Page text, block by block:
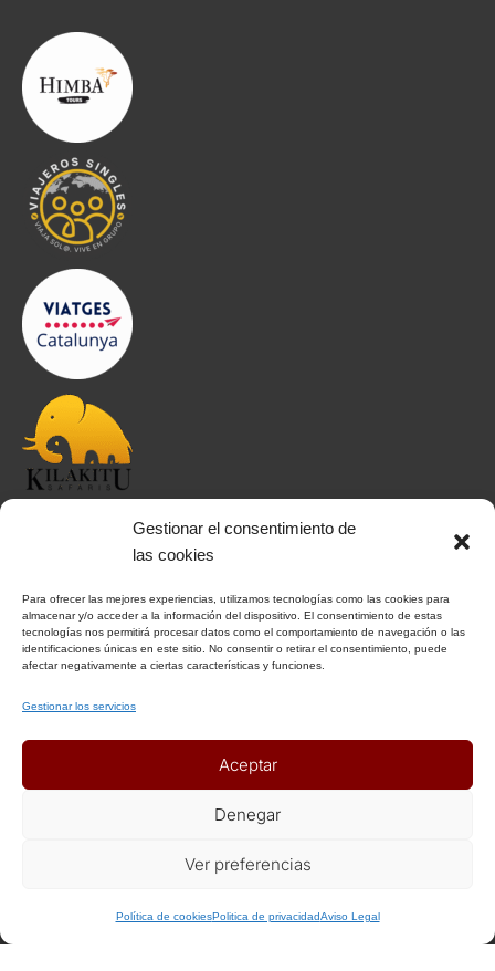
Gestionar el consentimiento de
las cookies
Para ofrecer las mejores experiencias, utilizamos tecnologías como las cookies para
almacenar y/o acceder a la información del dispositivo. El consentimiento de estas
tecnologías nos permitirá procesar datos como el comportamiento de navegación o las
identificaciones únicas en este sitio. No consentir o retirar el consentimiento, puede
afectar negativamente a ciertas características y funciones.
Gestionar los servicios
Aceptar
Denegar
Ver preferencias
Política de cookiesPolitica de privacidadAviso Legal
INFORMACIÓN
Aviso Legal
Política de Privacidad
Política de Cookies
ENLACES DE INTERÉS
Recomendaciones de viaje del Ministerio de Exterior